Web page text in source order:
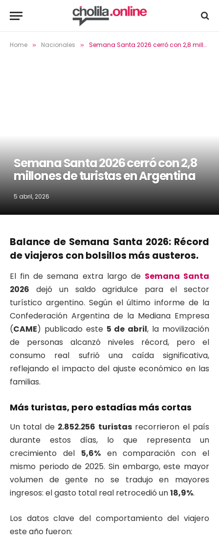
Home » Nacionales » Semana Santa 2026 cerró con 2,8 millones de turistas en Argentina
Semana Santa 2026 cerró con 2,8
millones de turistas en Argentina
5 abril, 2026
Balance de Semana Santa 2026: Récord
de viajeros con bolsillos más austeros.
El fin de semana extra largo de Semana Santa
2026 dejó un saldo agridulce para el sector
turístico argentino. Según el último informe de la
Confederación Argentina de la Mediana Empresa
(CAME) publicado este 5 de abril, la movilización
de personas alcanzó niveles récord, pero el
consumo real sufrió una caída significativa,
reflejando el impacto del ajuste económico en las
familias.
Más turistas, pero estadías más cortas
Un total de 2.852.256 turistasrecorrieron el país
durante estos días, lo que representa un
crecimiento del 5,6%en comparación con el
mismo periodo de 2025. Sin embargo, este mayor
volumen de gente no se tradujo en mayores
ingresos: el gasto total real retrocedió un18,9%.
Los datos clave del comportamiento del viajero
este año fueron: